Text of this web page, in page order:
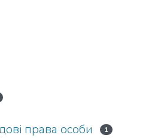
права особи 1